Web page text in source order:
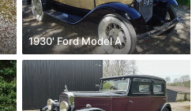
1930' Ford Model A